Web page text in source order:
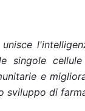
singole
e
sviluppo di